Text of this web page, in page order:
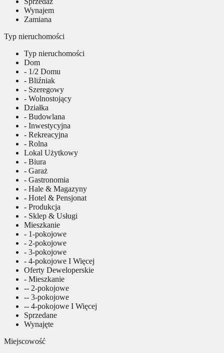
Wynajem
Zamiana
Typ nieruchomości
Typ nieruchomości
Dom
- 1/2 Domu
- Bliźniak
- Szeregowy
- Wolnostojący
Działka
- Budowlana
- Inwestycyjna
- Rekreacyjna
- Rolna
Lokal Użytkowy
- Biura
- Garaż
- Gastronomia
- Hale & Magazyny
- Hotel & Pensjonat
- Produkcja
- Sklep & Usługi
Mieszkanie
- 1-pokojowe
- 2-pokojowe
- 3-pokojowe
- 4-pokojowe I Więcej
Oferty Deweloperskie
- Mieszkanie
-- 2-pokojowe
-- 3-pokojowe
-- 4-pokojowe I Więcej
Sprzedane
Wynajęte
Miejscowość